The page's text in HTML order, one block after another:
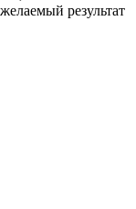
результат